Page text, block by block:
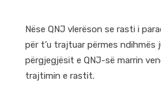
Nëse QNJ vlerëson se rasti i
për t’u trajtuar përmes ndihmës
përgjegjësit e QNJ-së marrin
trajtimin e rastit.